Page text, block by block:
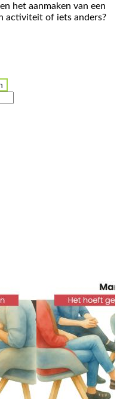
het aanmaken van een
activiteit of iets anders?